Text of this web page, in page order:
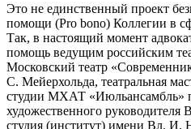
Это не единственный проект
помощи (Pro bono) Коллегии в
Так, в настоящий момент
помощь ведущим российским
Московский театр
С. Мейерхольда, театральная
студии МХАТ «Июльансамбль»
художественного
студия (институт) имени Вл. И.